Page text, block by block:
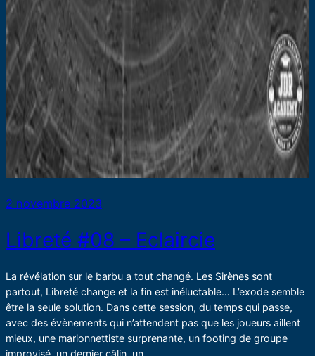
2 novembre 2023
Libreté #08 – Eclaircie
La révélation sur le barbu a tout changé. Les Sirènes sont
partout, Libreté change et la fin est inéluctable… L’exode semble
être la seule solution. Dans cette session, du temps qui passe,
avec des évènements qui n’attendent pas que les joueurs aillent
mieux, une marionnettiste surprenante, un footing de groupe
improvisé, un dernier câlin, un…